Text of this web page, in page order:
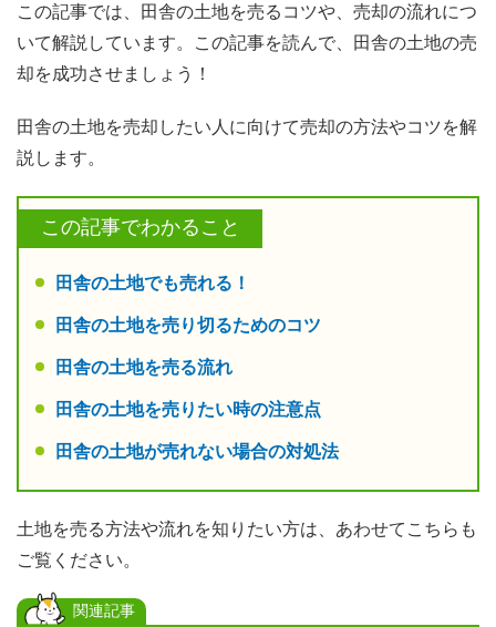
この記事では、田舎の土地を売るコツや、売却の流れにつ
いて解説しています。この記事を読んで、田舎の土地の売
却を成功させましょう！
田舎の土地を売却したい人に向けて売却の方法やコツを解
説します。
この記事でわかること
田舎の土地でも売れる！
田舎の土地を売り切るためのコツ
田舎の土地を売る流れ
田舎の土地を売りたい時の注意点
田舎の土地が売れない場合の対処法
土地を売る方法や流れを知りたい方は、あわせてこちらも
ご覧ください。
関連記事